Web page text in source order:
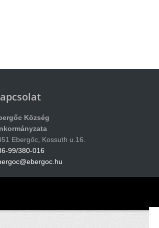
Község
Ebergőc, Kossuth u.16.
99/380-016